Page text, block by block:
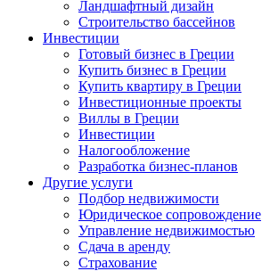
Ландшафтный дизайн
Строительство бассейнов
Инвестиции
Готовый бизнес в Греции
Купить бизнес в Греции
Купить квартиру в Греции
Инвестиционные проекты
Виллы в Греции
Инвестиции
Налогообложение
Разработка бизнес-планов
Другие услуги
Подбор недвижимости
Юридическое сопровождение
Управление недвижимостью
Сдача в аренду
Страхование